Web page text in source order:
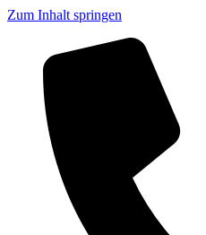
Zum Inhalt springen